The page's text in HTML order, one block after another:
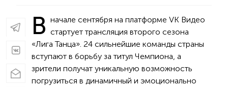
В начале сентября на платформе VK Видео
стартует трансляция второго сезона
«Лига Танца». 24 сильнейшие команды страны
вступают в борьбу за титул Чемпиона, а
зрители получат уникальную возможность
погрузиться в динамичный и эмоционально